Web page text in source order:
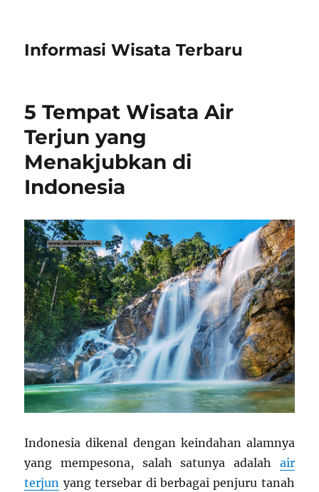
Informasi Wisata Terbaru
5 Tempat Wisata Air
Terjun yang
Menakjubkan di
Indonesia
Indonesia dikenal dengan keindahan alamnya
yang mempesona, salah satunya adalah air
terjun yang tersebar di berbagai penjuru tanah